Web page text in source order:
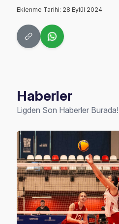
Eklenme Tarihi: 28 Eylül 2024
Haberler
Ligden Son Haberler Burada!